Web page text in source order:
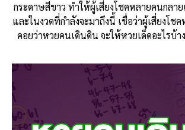
กระดาษสีขาว ทำให้ผู้เสี่ยงโชคหลายคนกลา
และในงวดที่กำลังจะมาถึงนี้ เชื่อว่าผู้เสี่ยงโช
คอยว่าหวยคนเดินดิน จะให้หวยเด็ดอะไรบ้า